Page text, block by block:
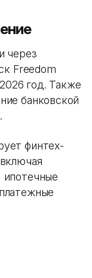
через
Freedom
год. Также
банковской
финтех-